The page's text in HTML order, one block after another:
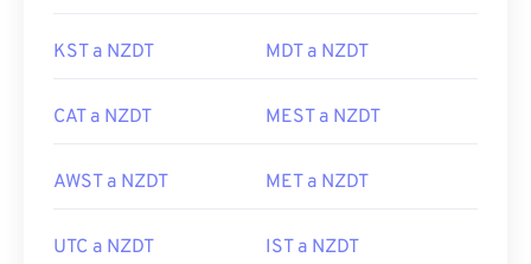
KST a NZDT MDT a NZDT
CAT a NZDT MEST a NZDT
AWST a NZDT MET a NZDT
UTC a NZDT IST a NZDT